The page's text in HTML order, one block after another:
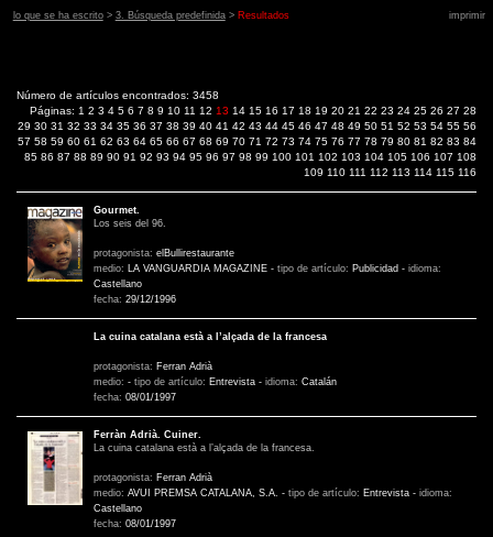
lo que se ha escrito> 3. Búsqueda predefinida> Resultados imprimir
Número de artículos encontrados: 3458
Páginas: 1 2 3 4 5 6 7 8 9 10 11 12 13 14 15 16 17 18 19 20 21 22 23 24 25 26 27 28
29 30 31 32 33 34 35 36 37 38 39 40 41 42 43 44 45 46 47 48 49 50 51 52 53 54 55 56
57 58 59 60 61 62 63 64 65 66 67 68 69 70 71 72 73 74 75 76 77 78 79 80 81 82 83 84
85 86 87 88 89 90 91 92 93 94 95 96 97 98 99 100 101 102 103 104 105 106 107 108
109 110 111 112 113 114 115 116
Gourmet.
Los seis del 96.
protagonista: elBullirestaurante
medio: LA VANGUARDIA MAGAZINE - tipo de artículo: Publicidad - idioma:
Castellano
fecha: 29/12/1996
La cuina catalana està a l’alçada de la francesa
protagonista: Ferran Adrià
medio: - tipo de artículo: Entrevista - idioma: Catalán
fecha: 08/01/1997
Ferràn Adrià. Cuiner.
La cuina catalana està a l’alçada de la francesa.
protagonista: Ferran Adrià
medio: AVUI PREMSA CATALANA, S.A. - tipo de artículo: Entrevista - idioma:
Castellano
fecha: 08/01/1997